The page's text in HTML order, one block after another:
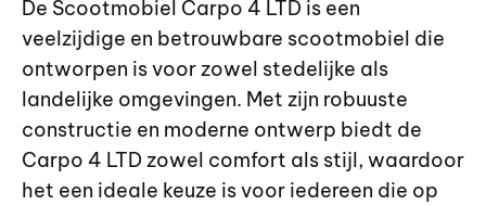
De Scootmobiel Carpo 4 LTD is een
veelzijdige en betrouwbare scootmobiel die
ontworpen is voor zowel stedelijke als
landelijke omgevingen. Met zijn robuuste
constructie en moderne ontwerp biedt de
Carpo 4 LTD zowel comfort als stijl, waardoor
het een ideale keuze is voor iedereen die op